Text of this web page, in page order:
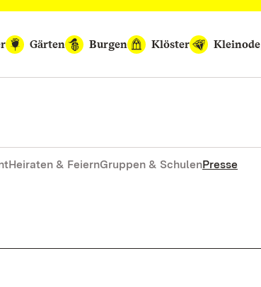
Gärten Burgen Klöster Kleinode
Heiraten & FeiernGruppen & SchulenPresse